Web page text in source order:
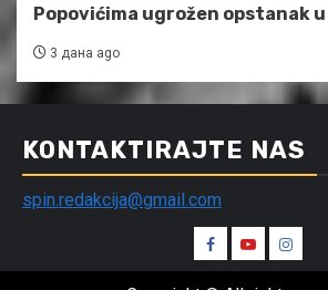
Popovićima ugrožen opstanak
3 дана ago
KONTAKTIRAJTE NAS
spin.redakcija@gmail.com
Spin
Facebook
Spin
Youtube
Spin